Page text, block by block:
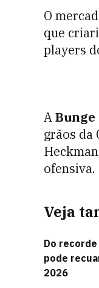
O
que
players
ABunge
grãos da
ofensiva.
Veja
Do
pode
2026